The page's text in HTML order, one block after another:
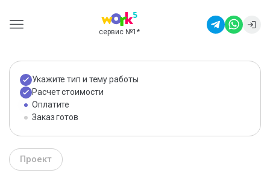
сервис №1 *
Укажите тип и тему работы
Расчет стоимости
Оплатите
Заказ готов
Проект